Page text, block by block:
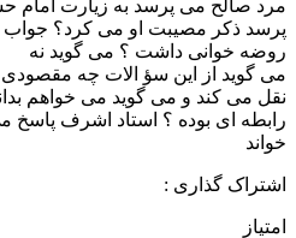
مرد صالح مى پرسد به زیارت امام
پرسد ذكر مصیبت او مى كرد؟
روضه خوانى داشت ؟ مى گوید نه
مى گوید از این سؤ الات چه
نقل مى كند و مى گوید مى خواهم
رابطه اى بوده ؟ استاد اشرف پاسخ
خواند
اشتراک گذاری :
امتیاز